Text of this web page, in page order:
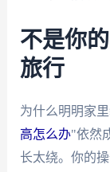
不是你
旅行
为什么明明家
高怎么办"依然
长太绕。你的